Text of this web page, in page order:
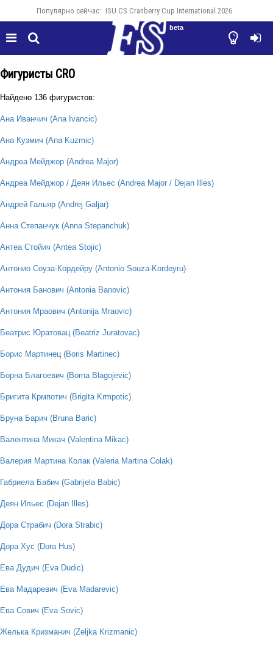
Популярно сейчас: ISU CS Cranberry Cup International 2026
  

beta
Фигуристы CRO
Найдено 136 фигуристов:
Ана Иванчич (Ana Ivancic)
Ана Кузмич (Ana Kuzmic)
Андреа Мейджор (Andrea Major)
Андреа Мейджор / Деян Ильес (Andrea Major / Dejan Illes)
Андрей Гальяр (Andrej Galjar)
Анна Степанчук (Anna Stepanchuk)
Антеа Стойич (Antea Stojic)
Антонио Соуза-Кордейру (Antonio Souza-Kordeyru)
Антония Банович (Antonia Banovic)
Антония Мраович (Antonija Mraovic)
Беатрис Юратовац (Beatriz Juratovac)
Борис Мартинец (Boris Martinec)
Борна Благоевич (Borna Blagojevic)
Бригита Крмпотич (Brigita Krmpotic)
Бруна Барич (Bruna Baric)
Валентина Микач (Valentina Mikac)
Валерия Мартина Колак (Valeria Martina Colak)
Габриела Бабич (Gabrijela Babic)
Деян Ильес (Dejan Illes)
Дора Страбич (Dora Strabic)
Дора Хус (Dora Hus)
Ева Дудич (Eva Dudic)
Ева Мадаревич (Eva Madarevic)
Ева Сович (Eva Sovic)
Желька Кризманич (Zeljka Krizmanic)